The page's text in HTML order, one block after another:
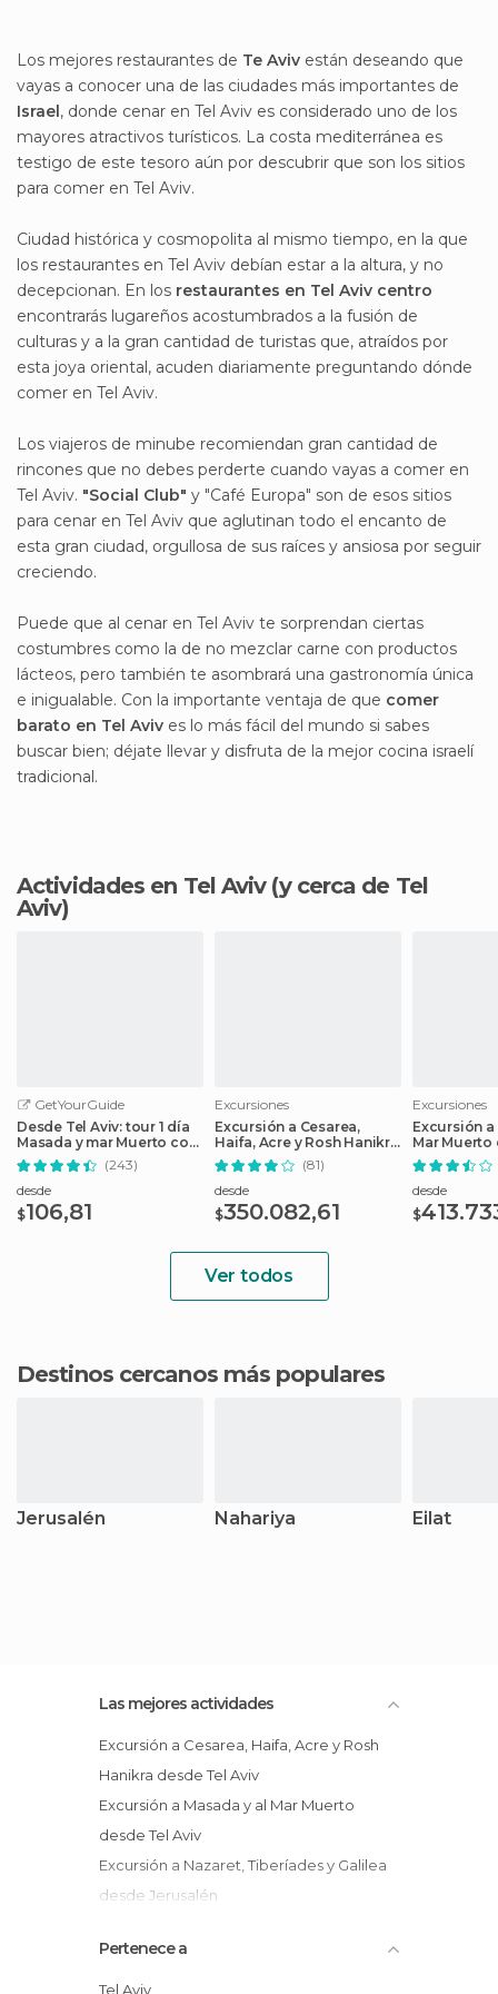
Los mejores restaurantes de Te Aviv están deseando que
vayas a conocer una de las ciudades más importantes de
Israel, donde cenar en Tel Aviv es considerado uno de los
mayores atractivos turísticos. La costa mediterránea es
testigo de este tesoro aún por descubrir que son los sitios
para comer en Tel Aviv.
Ciudad histórica y cosmopolita al mismo tiempo, en la que
los restaurantes en Tel Aviv debían estar a la altura, y no
decepcionan. En los restaurantes en Tel Aviv centro
encontrarás lugareños acostumbrados a la fusión de
culturas y a la gran cantidad de turistas que, atraídos por
esta joya oriental, acuden diariamente preguntando dónde
comer en Tel Aviv.
Los viajeros de minube recomiendan gran cantidad de
rincones que no debes perderte cuando vayas a comer en
Tel Aviv. "Social Club" y "Café Europa" son de esos sitios
para cenar en Tel Aviv que aglutinan todo el encanto de
esta gran ciudad, orgullosa de sus raíces y ansiosa por seguir
creciendo.
Puede que al cenar en Tel Aviv te sorprendan ciertas
costumbres como la de no mezclar carne con productos
lácteos, pero también te asombrará una gastronomía única
e inigualable. Con la importante ventaja de que comer
barato en Tel Aviv es lo más fácil del mundo si sabes
buscar bien; déjate llevar y disfruta de la mejor cocina israelí
tradicional.
Actividades en Tel Aviv(y cerca de Tel
Aviv)
GetYourGuide
Desde Tel Aviv: tour 1 día
Masada y mar Muerto con
recogida
(243)
desde
$106,81
Excursiones
Excursión a Cesarea,
Haifa, Acre y Rosh Hanikra
desde Tel Aviv
(81)
desde
$350.082,61
Excursiones
Excursión a
Mar Muerto
desde
$
Ver todos
Destinos cercanos más populares
Jerusalén Nahariya Eilat
Las mejores actividades
Excursión a Cesarea, Haifa, Acre y Rosh
Hanikra desde Tel Aviv
Excursión a Masada y al Mar Muerto
desde Tel Aviv
Excursión a Nazaret, Tiberíades y Galilea
desde Jerusalén
desde Tel Aviv
Excursión a Jerusalén y el Mar Muerto
Pertenece a
Tel Aviv